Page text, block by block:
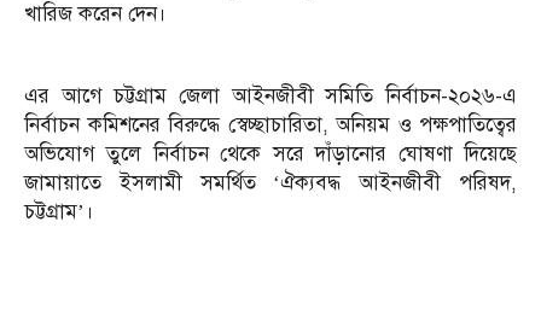
খারিজ করেন দেন।
এর আগে চট্টগ্রাম জেলা আইনজীবী সমিতি নির্বাচন-২০২৬-এ
নির্বাচন কমিশনের বিরুদ্ধে স্বেচ্ছাচারিতা, অনিয়ম ও পক্ষপাতিত্বের
অভিযোগ তুলে নির্বাচন থেকে সরে দাঁড়ানোর ঘোষণা দিয়েছে
জামায়াতে ইসলামী সমর্থিত ‘ঐক্যবদ্ধ আইনজীবী পরিষদ,
চট্টগ্রাম’।